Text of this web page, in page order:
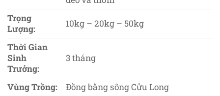
Trọng
Lượng:
10kg – 20kg – 50kg
Thời Gian
Sinh
Trưởng:
3 tháng
Vùng Trồng: Đồng bằng sông Cửu Long